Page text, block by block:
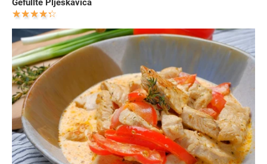
Gefüllte Pljeskavica